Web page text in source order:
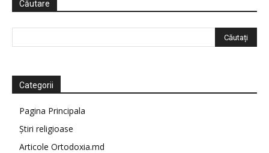
Căutare
Categorii
Pagina Principala
Știri religioase
Articole Ortodoxia.md